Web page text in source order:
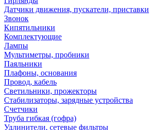
Датчики движения, пускатели, приставки
Звонок
Кипятильники
Комплектующие
Лампы
Мультиметры, пробники
Паяльники
Плафоны, основания
Провод, кабель
Светильники, прожекторы
Стабилизаторы, зарядные устройства
Счетчики
Труба гибкая (гофра)
Удлинители, сетевые фильтры